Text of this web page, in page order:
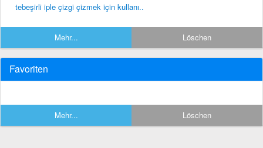
tebeşirli iple çizgi çizmek için kullanı..
Mehr... Löschen
Favoriten
Mehr... Löschen